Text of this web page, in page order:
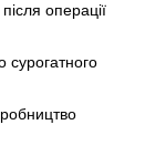
операції
сурогатного